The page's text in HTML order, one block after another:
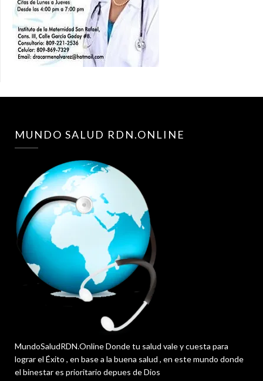
MUNDO SALUD RDN.ONLINE
MundoSaludRDN.Online Donde tu salud vale y cuesta para
lograr el Éxito , en base a la buena salud , en este mundo donde
el binestar es prioritario depues de Dios